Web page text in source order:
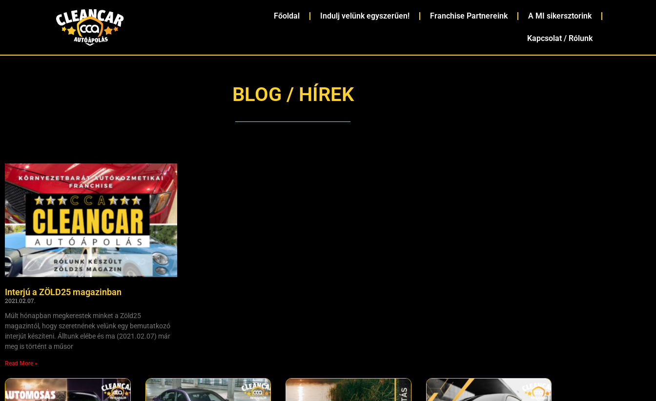
Főoldal Indulj velünk egyszerűen! Franchise Partnereink A MI sikersztorink
Kapcsolat / Rólunk
BLOG / HÍREK
Interjú a ZÖLD25 magazinban
2021.02.07.
Múlt hónapban megkerestek minket a Zöld25
magazintól, hogy szeretnének velünk egy bemutatkozó
interjút készíteni. Álltunk elébe és ma (2021.02.07) már
meg is történt a műsor
Read More »